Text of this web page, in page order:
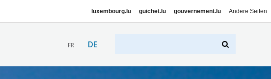
luxembourg.lu guichet.lu gouvernement.lu Andere Seiten
FR DE